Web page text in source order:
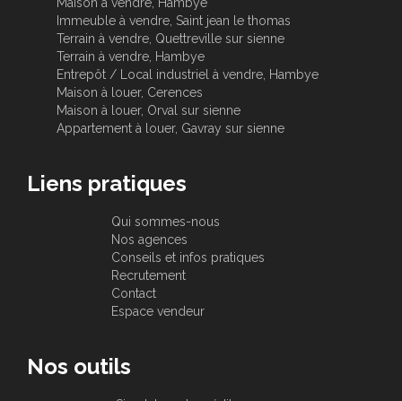
Immeuble à vendre, Saint jean le thomas
Terrain à vendre, Quettreville sur sienne
Terrain à vendre, Hambye
Entrepôt / Local industriel à vendre, Hambye
Maison à louer, Cerences
Maison à louer, Orval sur sienne
Appartement à louer, Gavray sur sienne
Liens pratiques
Qui sommes-nous
Nos agences
Conseils et infos pratiques
Recrutement
Contact
Espace vendeur
Nos outils